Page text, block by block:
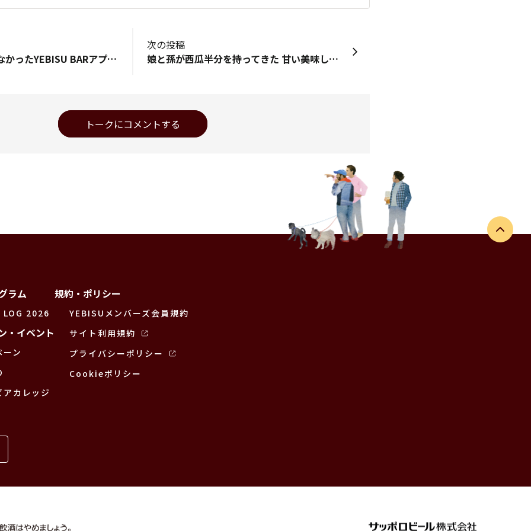
今朝おみくじ引けなかったYEBISU BARアプリ 先程おみくじ引いてみたら 何と自分🌈で自分🌈を引き当てました‼️
次の投稿
娘と孫が西瓜半分を持ってきた 甘い美味しい西瓜🍉 夫は孫が可愛くて仕方がないようです 大学が休みに入って帰京したそうです 社会人になった孫は熱中症なのか体調崩してこなかった 心配です 西瓜大好きな孫なのに食べられないなんてね 可哀想😢
トークにコメントする
ラム
LOG 2026
・イベント
ン
アカレッジ
規約・ポリシー
YEBISUメンバーズ会員規約
サイト利用規約
プライバシーポリシー
Cookieポリシー